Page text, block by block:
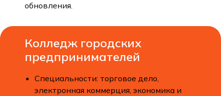
обновления.
Колледж городских
предпринимателей
Специальности: торговое дело,
электронная коммерция, экономика и